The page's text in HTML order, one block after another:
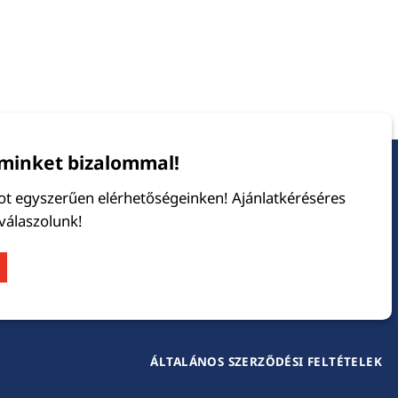
bizalommal!
egyszerűen elérhetőségeinken! Ajánlatkéréséres
ÁLTALÁNOS SZERZŐDÉSI FELTÉTELEK